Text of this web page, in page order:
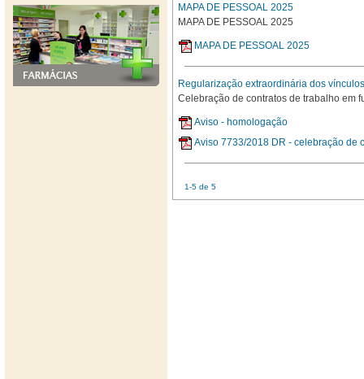
MAPA DE PESSOAL 2025
MAPA DE PESSOAL 2025
MAPA DE PESSOAL 2025
Regularização extraordinária dos
Celebração de contratos de trabalho em
Aviso - homologação
Aviso 7733/2018 DR - celebração de
1-5 de 5